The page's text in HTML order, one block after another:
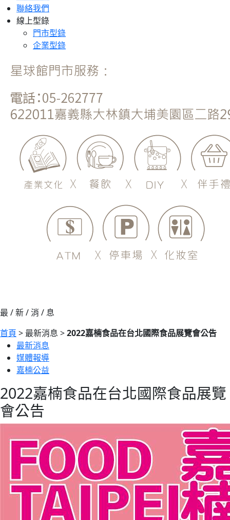
聯絡我們
線上型錄
門市型錄
企業型錄
最 / 新 / 消 / 息
首頁 > 最新消息 >2022嘉楠食品在台北國際食品展覽會公告
最新消息
媒體報導
嘉楠公益
2022嘉楠食品在台北國際食品展覽
會公告